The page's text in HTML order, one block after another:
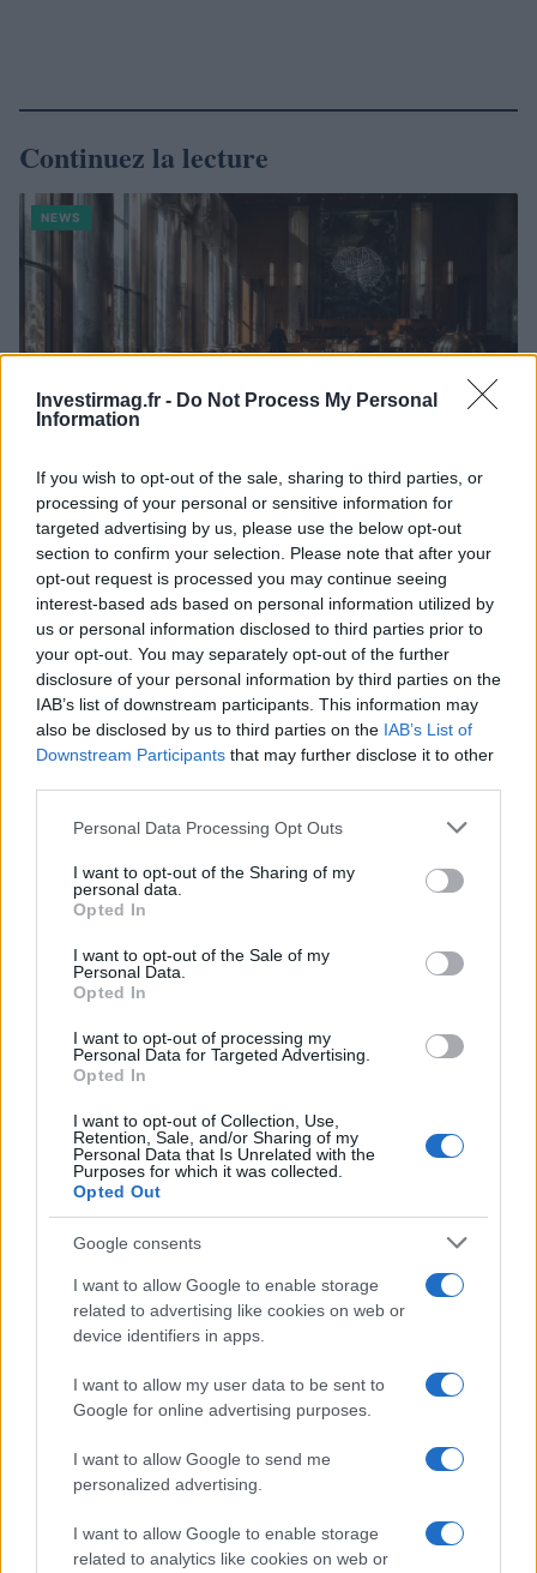
Investirmag.fr - Do Not Process My Personal
Information
If you wish to opt-out of the sale, sharing to third parties, or
processing of your personal or sensitive information for
targeted advertising by us, please use the below opt-out
section to confirm your selection. Please note that after your
opt-out request is processed you may continue seeing
interest-based ads based on personal information utilized by
us or personal information disclosed to third parties prior to
your opt-out. You may separately opt-out of the further
disclosure of your personal information by third parties on the
IAB’s list of downstream participants. This information may
also be disclosed by us to third parties on the IAB’s List of
Downstream Participants that may further disclose it to other
Please note that this website/app uses one or more Google
not limited to your visit or usage behaviour. You may click to
grant or deny consent to Google and its third-party tags to
use your data for below specified purposes in below Google
consent section.
Personal Data Processing Opt Outs
I want to opt-out of the Sharing of my
personal data.
Opted In
I want to opt-out of the Sale of my
Personal Data.
Opted In
I want to opt-out of processing my
Personal Data for Targeted Advertising.
Opted In
I want to opt-out of Collection, Use,
Retention, Sale, and/or Sharing of my
Personal Data that Is Unrelated with the
Purposes for which it was collected.
Opted Out
Google consents
I want to allow Google to enable storage
related to advertising like cookies on web or
device identifiers in apps.
I want to allow my user data to be sent to
Google for online advertising purposes.
I want to allow Google to send me
personalized advertising.
I want to allow Google to enable storage
related to analytics like cookies on web or
Continuez la lecture
NEWS
La guerre des géants de la tech : Apple contre OpenAI
Juliette Bernard · 7 Août 2026
NEWS
Brent chute de 8,3% : les matières premières corrigent en août
NEWS
Brent chute de 8,3 % : le pétrole en net repli malgré un or
Juliette Bernard · 6 Août 2026
COTATIONS CRYPTO